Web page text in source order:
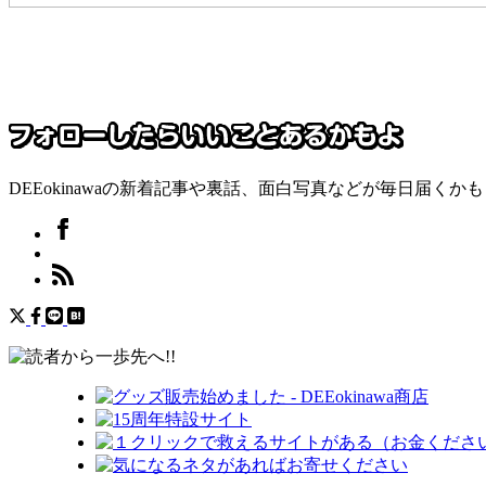
DEEokinawaの新着記事や裏話、面白写真などが毎日届くかも